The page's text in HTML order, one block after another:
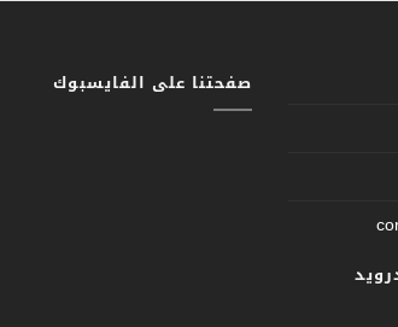
صفحتنا على الفايسبوك